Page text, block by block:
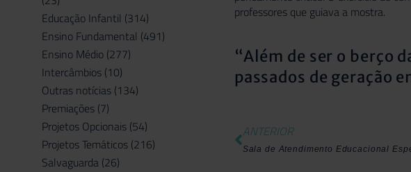
Educação Infantil (314)
Ensino Fundamental (491)
Ensino Médio (277)
Intercâmbios (10)
Outras notícias (134)
Premiações (7)
Projetos Opcionais (54)
Projetos Temáticos (216)
Salvaguarda (26)
professores que guiava a mostra.
“Além de ser o berço
passados de geração
ANTERIOR
Sala de Atendimento Educacional